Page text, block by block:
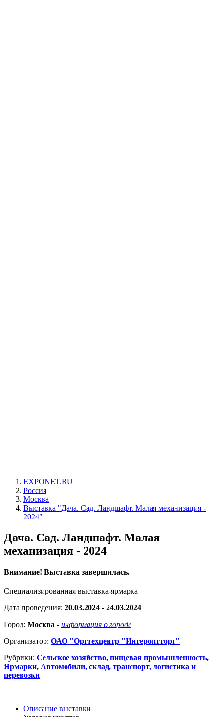
EXPONET.RU
Россия
Москва
Выставка "Дача. Сад. Ландшафт. Малая механизация -
2024"
Дача. Сад. Ландшафт. Малая
механизация - 2024
Внимание! Выставка завершилась.
Специализированная выставка-ярмарка
Дата проведения: 20.03.2024 - 24.03.2024
Город: Москва - информация о городе
Организатор: ОАО "Оргтехцентр "Интероптторг"
Рубрики: Сельское хозяйство, пищевая промышленность,
Ярмарки, Автомобили, склад, транспорт, логистика и
перевозки
Описание выставки